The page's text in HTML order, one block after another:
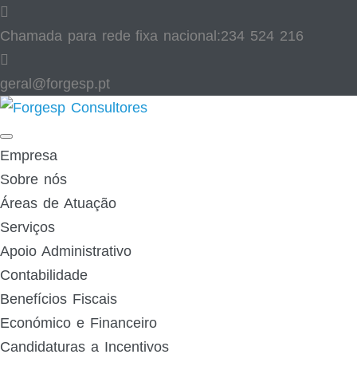
Skip
to
content
Chamada para rede fixa nacional:234 524 216
geral@forgesp.pt​
Facebook
Linked
In
Empresa
Sobre nós
Áreas de Atuação
Serviços
Apoio Administrativo
Contabilidade
Benefícios Fiscais
Económico e Financeiro
Candidaturas a Incentivos